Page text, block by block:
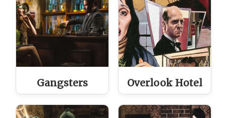
Gangsters Overlook Hotel